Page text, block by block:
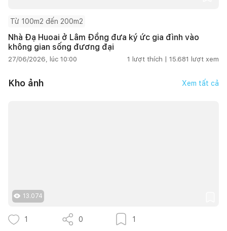
Từ 100m2 đến 200m2
Nhà Đạ Huoai ở Lâm Đồng đưa ký ức gia đình vào
không gian sống đương đại
27/06/2026, lúc 10:00 1 lượt thích | 15.681 lượt xem
Kho ảnh Xem tất cả
13.074
1 0 1